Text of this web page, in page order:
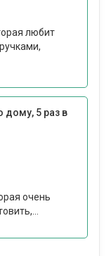
любит
5 раз в
очень